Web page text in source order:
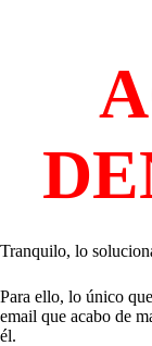
Tranquilo, lo
Para ello, lo único
email que acabo de
él.